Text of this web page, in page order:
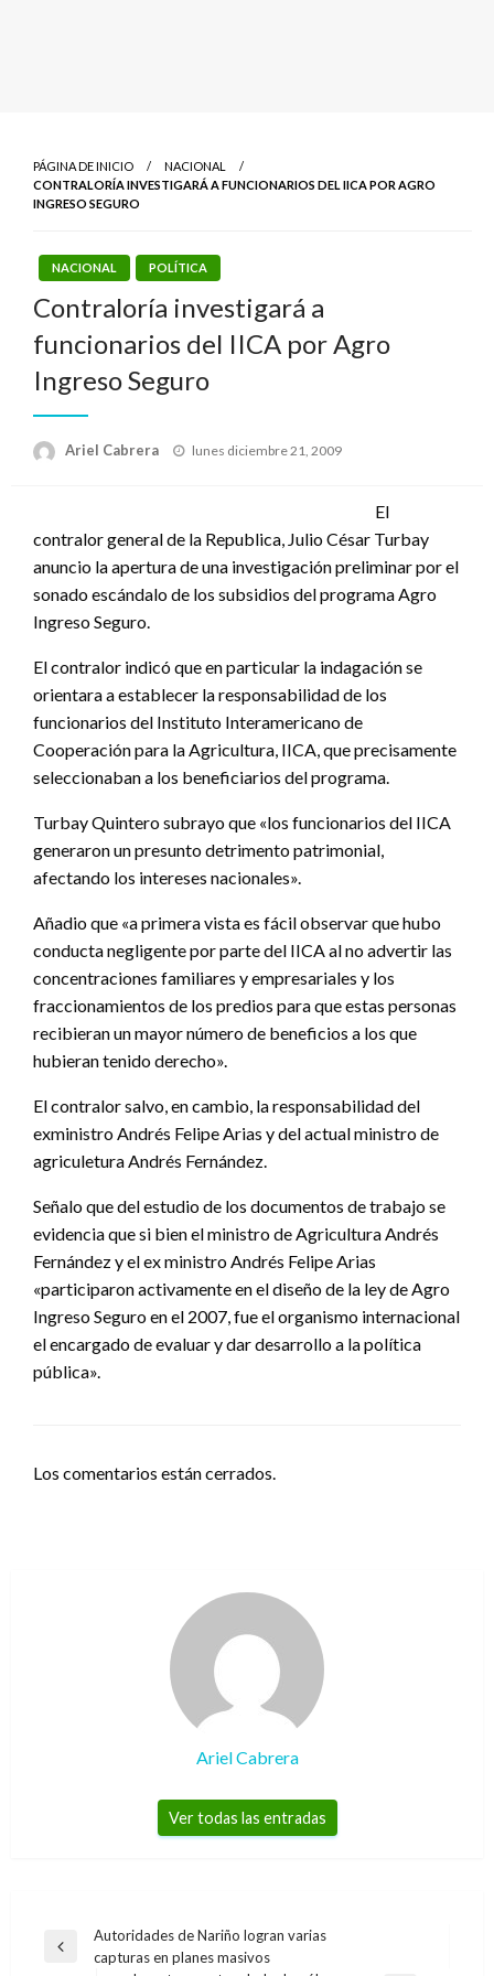
PÁGINA DE INICIO
NACIONAL
CONTRALORÍA INVESTIGARÁ A FUNCIONARIOS DEL IICA POR AGRO
INGRESO SEGURO
NACIONAL POLÍTICA
Contraloría investigará a
funcionarios del IICA por Agro
Ingreso Seguro
Ariel Cabrera
Publicado
lunes diciembre 21, 2009
El
contralor general de la Republica, Julio César Turbay
anuncio la apertura de una investigación preliminar por el
sonado escándalo de los subsidios del programa Agro
Ingreso Seguro.
El contralor indicó que en particular la indagación se
orientara a establecer la responsabilidad de los
funcionarios del Instituto Interamericano de
Cooperación para la Agricultura, IICA, que precisamente
seleccionaban a los beneficiarios del programa.
Turbay Quintero subrayo que «los funcionarios del IICA
generaron un presunto detrimento patrimonial,
afectando los intereses nacionales».
Añadio que «a primera vista es fácil observar que hubo
conducta negligente por parte del IICA al no advertir las
concentraciones familiares y empresariales y los
fraccionamientos de los predios para que estas personas
recibieran un mayor número de beneficios a los que
hubieran tenido derecho».
El contralor salvo, en cambio, la responsabilidad del
exministro Andrés Felipe Arias y del actual ministro de
agriculetura Andrés Fernández.
Señalo que del estudio de los documentos de trabajo se
evidencia que si bien el ministro de Agricultura Andrés
Fernández y el ex ministro Andrés Felipe Arias
«participaron activamente en el diseño de la ley de Agro
Ingreso Seguro en el 2007, fue el organismo internacional
el encargado de evaluar y dar desarrollo a la política
pública».
Los comentarios están cerrados.
Ariel Cabrera
Ver todas las entradas
Navegación
Entrada
Autoridades de Nariño logran varias
capturas en planes masivos